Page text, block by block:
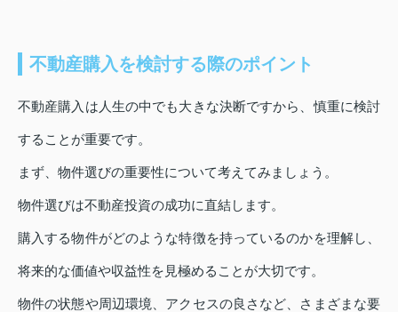
不動産購入を検討する際のポイント
不動産購入は人生の中でも大きな決断ですから、慎重に検討
することが重要です。
まず、物件選びの重要性について考えてみましょう。
物件選びは不動産投資の成功に直結します。
購入する物件がどのような特徴を持っているのかを理解し、
将来的な価値や収益性を見極めることが大切です。
物件の状態や周辺環境、アクセスの良さなど、さまざまな要